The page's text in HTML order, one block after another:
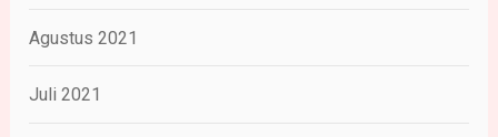
Agustus 2021
Juli 2021